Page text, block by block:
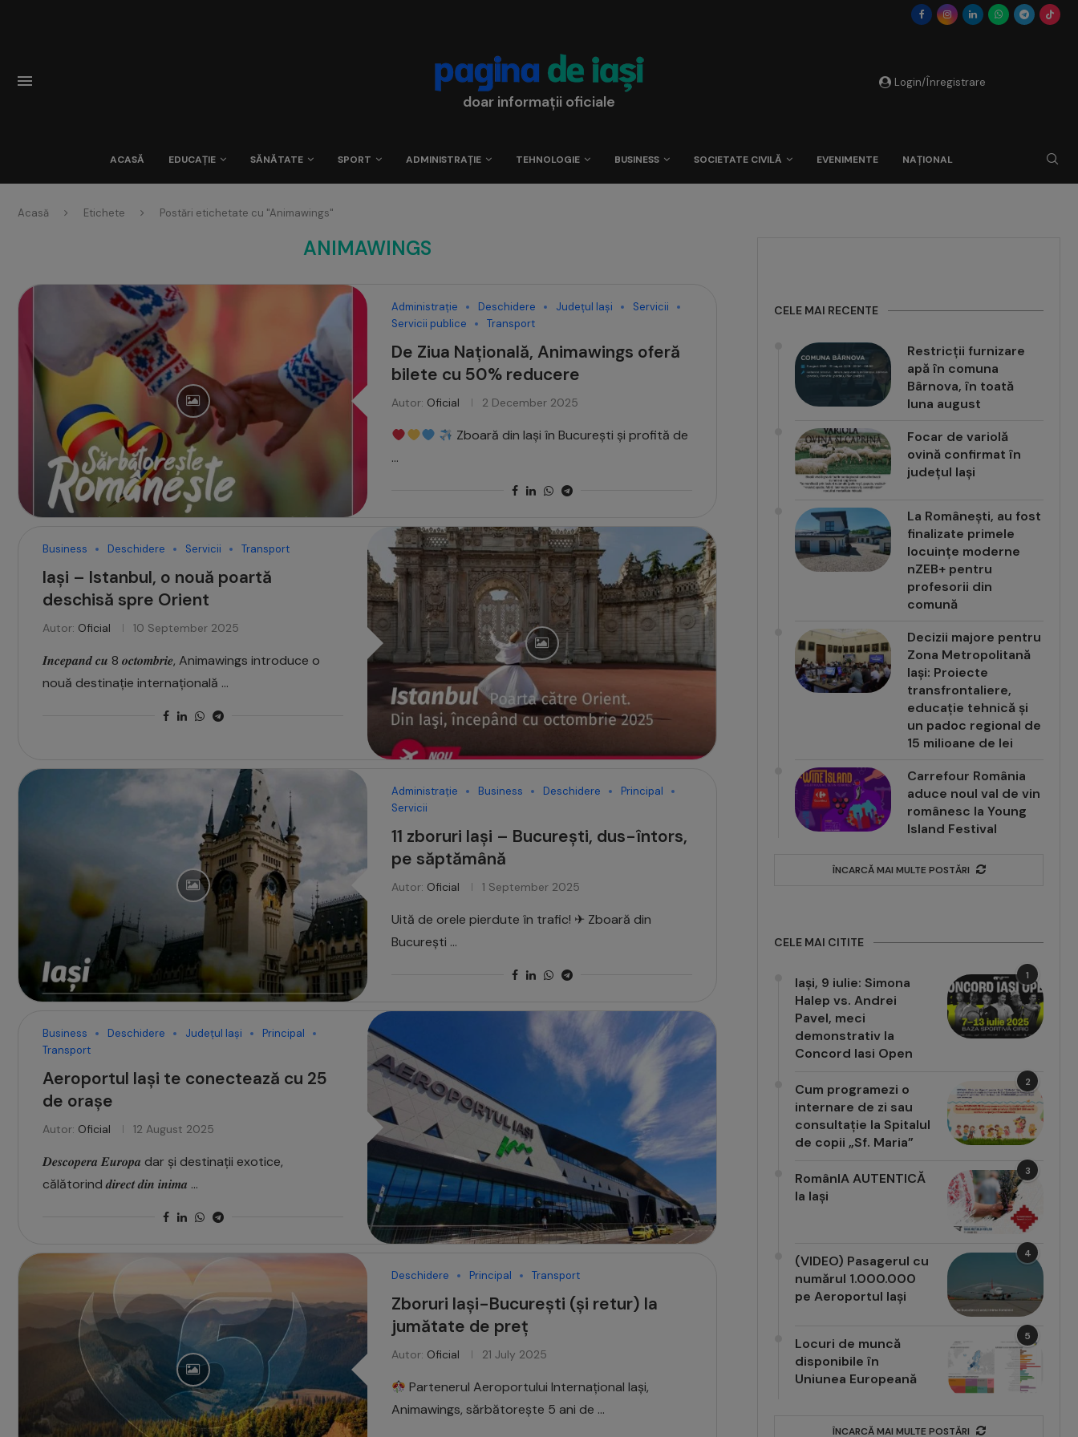
doar informații oficiale
Login/Înregistrare
ACASĂ EDUCAȚIE SĂNĂTATE SPORT ADMINISTRAȚIE TEHNOLOGIE BUSINESS SOCIETATE CIVILĂ EVENIMENTE NAȚIONAL
Acasă Etichete Postări etichetate cu "Animawings"
ANIMAWINGS
Administrație Deschidere Județul Iași
Servicii
Servicii publice
Transport
De Ziua Națională, Animawings oferă
bilete cu 50% reducere
Autor: Oficial 2 December 2025
Zboară din Iași în București și profită de
…
Business Deschidere Servicii Transport
Iași – Istanbul, o nouă poartă
deschisă spre Orient
Autor: Oficial 10 September 2025
𝑰𝒏𝒄𝒆𝒑𝒂𝒏𝒅 𝒄𝒖 8 𝒐𝒄𝒕𝒐𝒎𝒃𝒓𝒊𝒆, Animawings introduce o
nouă destinație internațională …
Administrație Business Deschidere
Principal
Servicii
11 zboruri Iași – București, dus-întors,
pe săptămână
Autor: Oficial 1 September 2025
Uită de orele pierdute în trafic! ✈ Zboară din
București …
Business Deschidere Județul Iași
Principal
Transport
Aeroportul Iași te conectează cu 25
de orașe
Autor: Oficial 12 August 2025
𝑫𝒆𝒔𝒄𝒐𝒑𝒆𝒓𝒂 𝑬𝒖𝒓𝒐𝒑𝒂 dar și destinații exotice,
călătorind 𝒅𝒊𝒓𝒆𝒄𝒕 𝒅𝒊𝒏 𝒊𝒏𝒊𝒎𝒂 …
Deschidere Principal Transport
Zboruri Iași-București (și retur) la
jumătate de preț
Autor: Oficial 21 July 2025
Partenerul Aeroportului Internațional Iași,
Animawings, sărbătorește 5 ani de …
CELE MAI RECENTE
Restricții furnizare
apă în comuna
Bârnova, în toată
luna august
Focar de variolă
ovină confirmat în
județul Iași
La Românești, au fost
finalizate primele
locuințe moderne
nZEB+ pentru
profesorii din
comună
Decizii majore pentru
Zona Metropolitană
Iași: Proiecte
transfrontaliere,
educație tehnică și
un padoc regional de
15 milioane de lei
Carrefour România
aduce noul val de vin
românesc la Young
Island Festival
ÎNCARCĂ MAI MULTE POSTĂRI
CELE MAI CITITE
1
Iași, 9 iulie: Simona
Halep vs. Andrei
Pavel, meci
demonstrativ la
Concord Iasi Open
2
Cum programezi o
internare de zi sau
consultație la Spitalul
de copii „Sf. Maria”
3
RomânIA AUTENTICĂ
la Iași
4
(VIDEO) Pasagerul cu
numărul 1.000.000
pe Aeroportul Iași
5
Locuri de muncă
disponibile în
Uniunea Europeană
ÎNCARCĂ MAI MULTE POSTĂRI